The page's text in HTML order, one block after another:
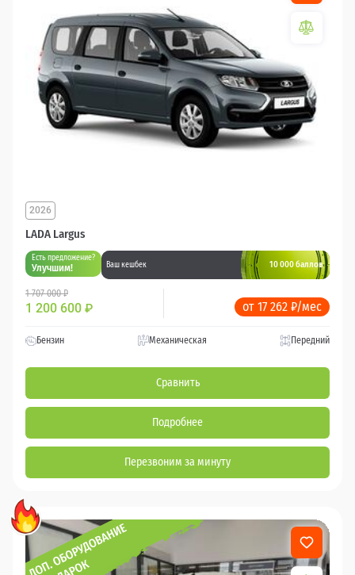
LADA Largus
2026
Есть предложение?
Улучшим! Ваш кешбек 10 000 баллов
1 707 000 ₽
1 200 600 ₽ от 17 262 ₽/мес
Бензин Механическая Передний
Сравнить
Подробнее
Перезвоним за минуту